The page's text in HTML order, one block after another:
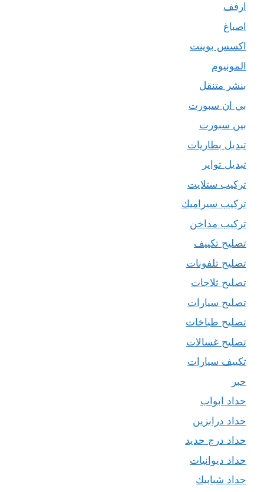
ارفف
اصباغ
اكسس بوينت
المونيوم
بنشر متنقل
بي ان سبورت
بين سبورت
تبديل بطاريات
تبديل تواير
تركيب ستلايت
تركيب سيراميك
تركيب مداخن
تصليح تكييف
تصليح تلفونات
تصليح ثلاجات
تصليح سيارات
تصليح طباخات
تصليح غسالات
تكييف سيارات
حبر
حداد ابواب
حداد درابزين
حداد درج حديد
حداد ديوانيات
حداد شبابيك